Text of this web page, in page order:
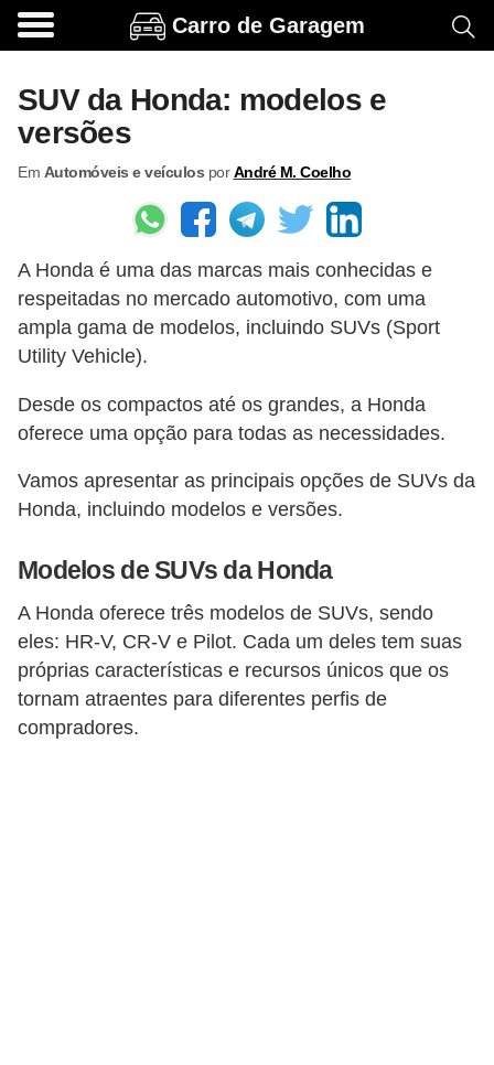
Carro de Garagem
SUV da Honda: modelos e
versões
Em Automóveis e veículos porAndré M. Coelho
A Honda é uma das marcas mais conhecidas e
respeitadas no mercado automotivo, com uma
ampla gama de modelos, incluindo SUVs (Sport
Utility Vehicle).
Desde os compactos até os grandes, a Honda
oferece uma opção para todas as necessidades.
Vamos apresentar as principais opções de SUVs da
Honda, incluindo modelos e versões.
Modelos de SUVs da Honda
A Honda oferece três modelos de SUVs, sendo
eles: HR-V, CR-V e Pilot. Cada um deles tem suas
próprias características e recursos únicos que os
tornam atraentes para diferentes perfis de
compradores.
A
e
s
s
i
o
s
o
p
c
i
n
a
i
s
A